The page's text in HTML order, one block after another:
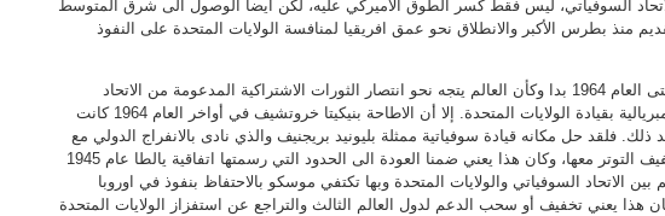
السوفياتي، ليس فقط كسر الطوق الأميركي عليه، لكن أيضا الوصول الى شرق المتوسط
منذ بطرس الأكبر والانطلاق نحو عمق افريقيا لمنافسة الولايات المتحدة على النفوذ
لمدة عشر سنوات وحتى العام 1964 بدا وكأن العالم يتجه نحو انتصار الثورات الاشتراكية المدعومة من الاتحاد
السوفياتي وهزيمة الامبريالية بقيادة الولايات المتحدة. إلا أن الاطاحة بنيكيتا خروتشيف في أواخر العام 1964 كانت
ذلك. فلقد حل مكانه قيادة سوفياتية ممثلة بليونيد بريجنيف والذي نادى بالانفراج الدولي مع
الولايات المتحدة وبتخفيف التوتر معها، وكان هذا يعني ضمنا العودة الى الحدود التي رسمتها اتفاقية يالطا عام 1945
بين الاتحاد السوفياتي والولايات المتحدة وبها تكتفي موسكو بالاحتفاظ بنفوذ في اوروبا
هذا يعني تخفيف أو سحب الدعم لدول العالم الثالث والتراجع عن استفزاز الولايات المتحدة